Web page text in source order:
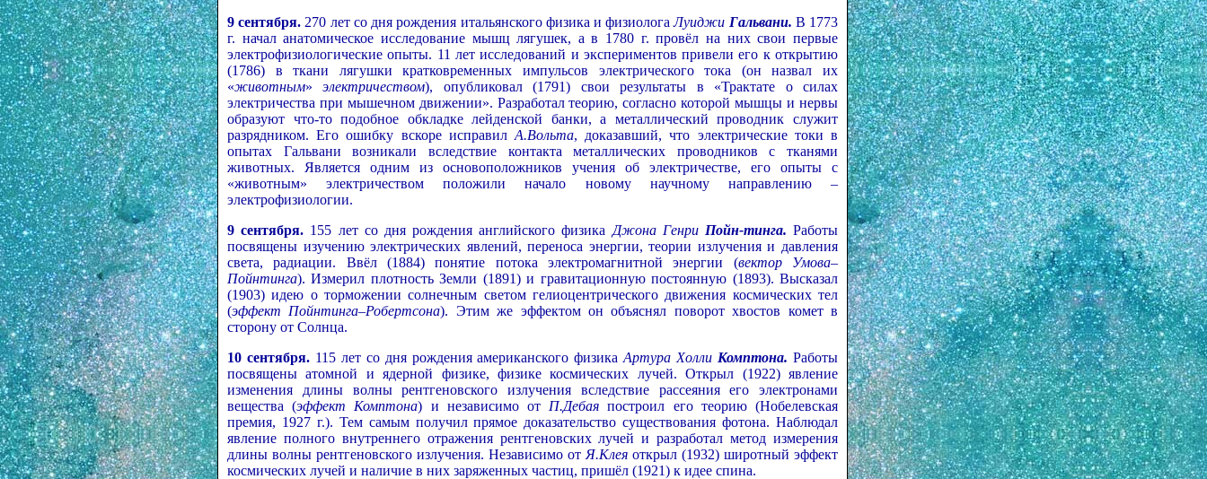
9 сентября. 270 лет со дня рождения итальянского физика и физиологаЛуиджи Гальвани. В 1773
г. начал анатомическое исследование мышц лягушек, а в 1780 г. провёл на них свои первые
электрофизиологические опыты. 11 лет исследований и экспериментов привели его к открытию
(1786) в ткани лягушки кратковременных импульсов электрического тока (он назвал их
«животным»электричеством), опубликовал (1791) свои результаты в «Трактате о силах
электричества при мышечном движении». Разработал теорию, согласно которой мышцы и нервы
образуют что-то подобное обкладке лейденской банки, а металлический проводник служит
разрядником. Его ошибку вскоре исправил А.Вольта, доказавший, что электрические токи в
опытах Гальвани возникали вследствие контакта металлических проводников с тканями
животных. Является одним из основоположников учения об электричестве, его опыты с
«животным» электричеством положили начало новому научному направлению –
электрофизиологии.
9 сентября. 155 лет со дня рождения английского физика Джона Генри Пойн-тинга. Работы
посвящены изучению электрических явлений, переноса энергии, теории излучения и давления
света, радиации. Ввёл (1884) понятие потока электромагнитной энергии (вектор Умова–
Пойнтинга). Измерил плотность Земли (1891) и гравитационную постоянную (1893). Высказал
(1903) идею о торможении солнечным светом гелиоцентрического движения космических тел
(эффект Пойнтинга–Робертсона). Этим же эффектом он объяснял поворот хвостов комет в
сторону от Солнца.
10 сентября. 115 лет со дня рождения американского физикаАртура Холли Комптона. Работы
посвящены атомной и ядерной физике, физике космических лучей. Открыл (1922) явление
изменения длины волны рентгеновского излучения вследствие рассеяния его электронами
вещества (эффект Комптона) и независимо от П.Дебая построил его теорию (Нобелевская
премия, 1927 г.). Тем самым получил прямое доказательство существования фотона. Наблюдал
явление полного внутреннего отражения рентгеновских лучей и разработал метод измерения
длины волны рентгеновского излучения. Независимо от Я.Клея открыл (1932) широтный эффект
космических лучей и наличие в них заряженных частиц, пришёл (1921) к идее спина.